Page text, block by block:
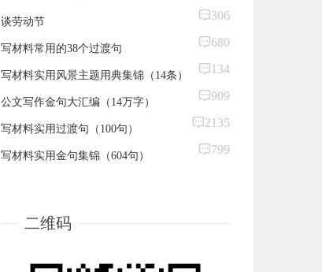
谈劳动节
306
写材料常用的38个过渡句
680
写材料实用风景主题用典集锦（14条）
134
公文写作金句大汇编（14万字）
909
​写材料实用过渡句（100句）
2135
写材料实用金句集锦（604句）
799
二维码